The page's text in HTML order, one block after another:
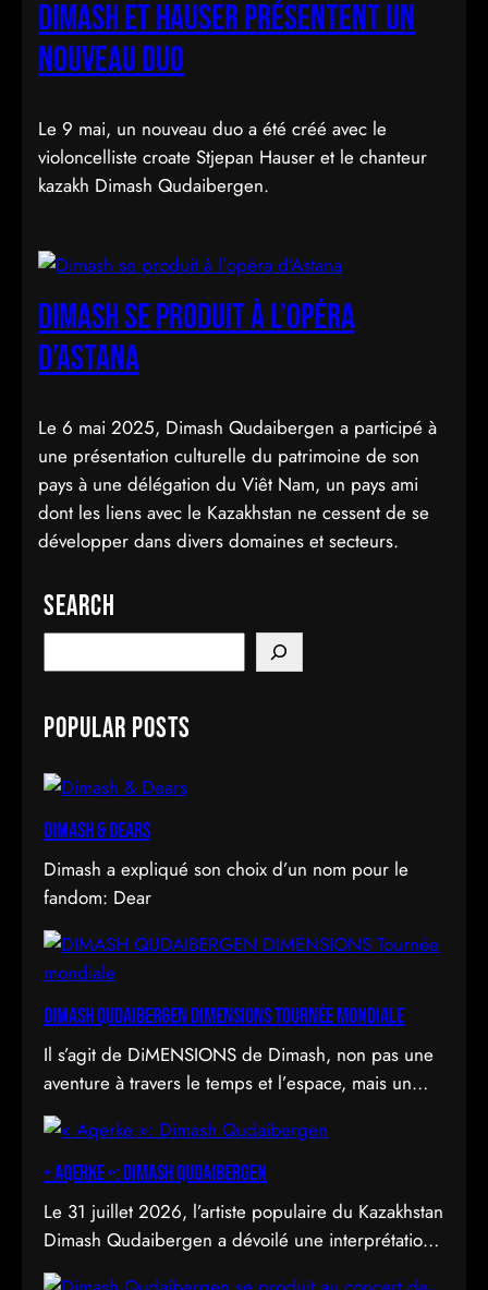
Dimash et Hauser présentent un
nouveau duo
Le 9 mai, un nouveau duo a été créé avec le
violoncelliste croate Stjepan Hauser et le chanteur
kazakh Dimash Qudaibergen.
Dimash se produit à l’opéra
d’Astana
Le 6 mai 2025, Dimash Qudaibergen a participé à
une présentation culturelle du patrimoine de son
pays à une délégation du Viêt Nam, un pays ami
dont les liens avec le Kazakhstan ne cessent de se
développer dans divers domaines et secteurs.
Search
e
r
h
Popular Posts
Dimash & Dears
Dimash a expliqué son choix d’un nom pour le
fandom: Dear
DIMASH QUDAIBERGEN DIMENSIONS Tournée mondiale
Il s’agit de DiMENSIONS de Dimash, non pas une
aventure à travers le temps et l’espace, mais un
déploiement de soi à travers l’acte d’être vu.
« Aqerke »: Dimash Qudaibergen
Le 31 juillet 2026, l’artiste populaire du Kazakhstan
Dimash Qudaibergen a dévoilé une interprétation
contemporaine de la chanson folklorique kazakhe